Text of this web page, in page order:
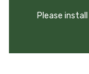
Please